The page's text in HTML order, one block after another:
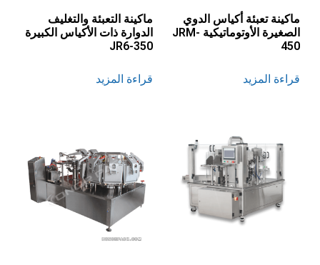
ماكينة تعبئة أكياس الدوي
الصغيرة الأوتوماتيكية JRM-
450
قراءة المزيد
ماكينة التعبئة والتغليف
الدوارة ذات الأكياس الكبيرة
JR6-350
قراءة المزيد